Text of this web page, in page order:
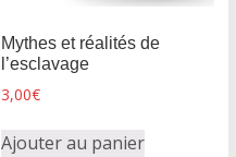
Mythes et réalités de
l’esclavage
3,00€
Ajouter au panier